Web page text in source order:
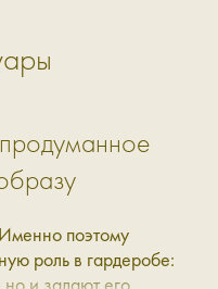
поэтому
роль в гардеробе:
и задают его